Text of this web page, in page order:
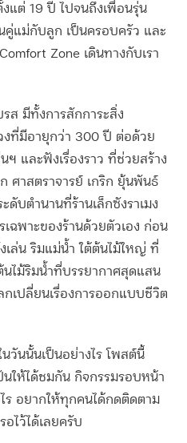
แต่ 19 ปี ไปจนถึงเพื่อนรุ่น
แม่กับลูก เป็นครอบครัว และ
Zone เดินทางกับเรา
ส มีทั้งการสักการะสิ่ง
ที่มีอายุกว่า 300 ปี ต่อด้วย
และฟังเรื่องราว ที่ช่วยสร้าง
ศาสตราจารย์ เกริก ยุ้นพันธ์
ดับตำนานที่ร้านเล็กซังราเมง
ฉพาะของร้านด้วยตัวเอง ก่อน
เล่น ริมแม่น้ำ ใต้ต้นไม้ใหญ่ ที่
ไม้ริมน้ำที่บรรยากาศสุดแสน
เปลี่ยนเรื่องการออกแบบชีวิต
วันนั้นเป็นอย่างไร โพสต์นี้
ให้ได้ชมกัน กิจกรรมรอบหน้า
ไร อยากให้ทุกคนได้กดติดตาม
ไว้ได้เลยครับ